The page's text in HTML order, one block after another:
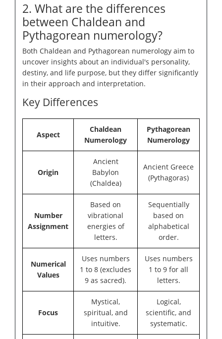
2. What are the differences
between Chaldean and
Pythagorean numerology?
Both Chaldean and Pythagorean numerology aim to
uncover insights about an individual's personality,
destiny, and life purpose, but they differ significantly
in their approach and interpretation.
Key Differences
Aspect
Chaldean
Numerology
Pythagorean
Numerology
Origin
Ancient
Babylon
(Chaldea)
Ancient Greece
(Pythagoras)
Number
Assignment
Based on
vibrational
energies of
letters.
Sequentially
based on
alphabetical
order.
Numerical
Values
Uses numbers
1 to 8 (excludes
9 as sacred).
Uses numbers
1 to 9 for all
letters.
Focus
Mystical,
spiritual, and
intuitive.
Logical,
scientific, and
systematic.